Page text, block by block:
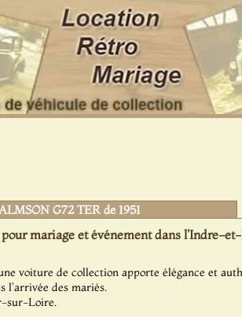
G72 TER de 1951
mariage et événement dans l'Indre-
voiture de collection apporte élégance et
l'arrivée des mariés.
sur-Loire.